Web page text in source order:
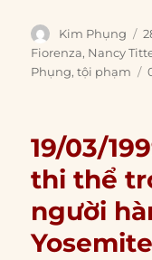
Author
Kim Phụng
Fiorenza, Nancy
Phụng,tội phạm
19/03/
thi thể
người
Yosemite